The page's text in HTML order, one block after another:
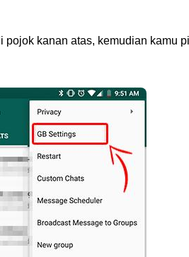
pojok kanan atas, kemudian kamu